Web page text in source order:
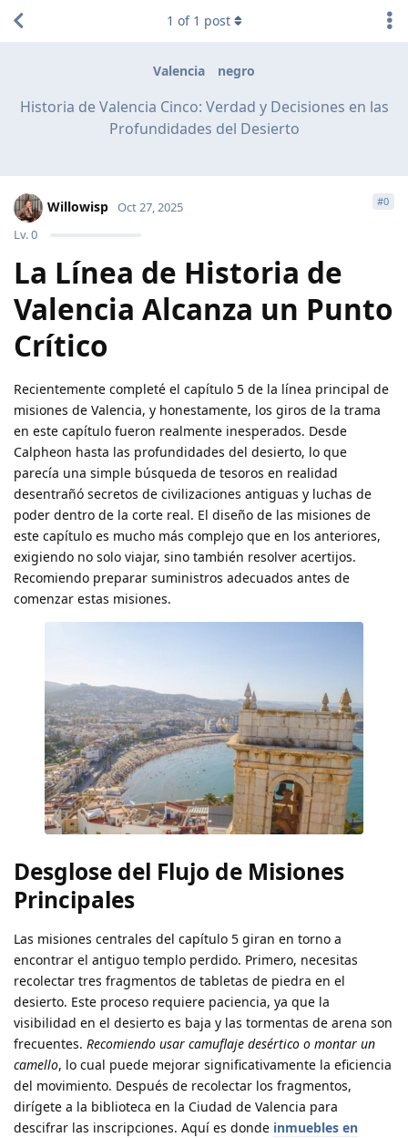
Valencia negro
Historia de Valencia Cinco: Verdad y Decisiones en las
Profundidades del Desierto
1 of 1 post
Willowisp
Lv.0
Oct 27, 2025 #0
La Línea de Historia de
Valencia Alcanza un Punto
Crítico
Recientemente completé el capítulo 5 de la línea principal de
misiones de Valencia, y honestamente, los giros de la trama
en este capítulo fueron realmente inesperados. Desde
Calpheon hasta las profundidades del desierto, lo que
parecía una simple búsqueda de tesoros en realidad
desentrañó secretos de civilizaciones antiguas y luchas de
poder dentro de la corte real. El diseño de las misiones de
este capítulo es mucho más complejo que en los anteriores,
exigiendo no solo viajar, sino también resolver acertijos.
Recomiendo preparar suministros adecuados antes de
comenzar estas misiones.
Desglose del Flujo de Misiones
Principales
Las misiones centrales del capítulo 5 giran en torno a
encontrar el antiguo templo perdido. Primero, necesitas
recolectar tres fragmentos de tabletas de piedra en el
desierto. Este proceso requiere paciencia, ya que la
visibilidad en el desierto es baja y las tormentas de arena son
frecuentes. Recomiendo usar camuflaje desértico o montar un
camello, lo cual puede mejorar significativamente la eficiencia
del movimiento. Después de recolectar los fragmentos,
dirígete a la biblioteca en la Ciudad de Valencia para
descifrar las inscripciones. Aquí es donde inmuebles en